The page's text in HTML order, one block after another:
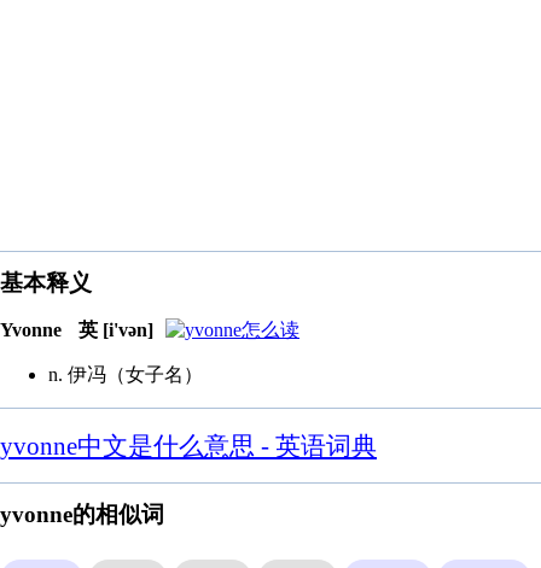
基本释义
Yvonne 英 [i'vən]
n. 伊冯（女子名）
yvonne中文是什么意思 - 英语词典
yvonne的相似词